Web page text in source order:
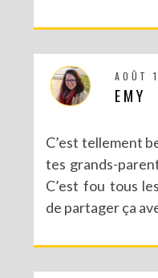
AOÛT
EMY
C’est tellement
tes grands-
C’est fou tous
de partager ça